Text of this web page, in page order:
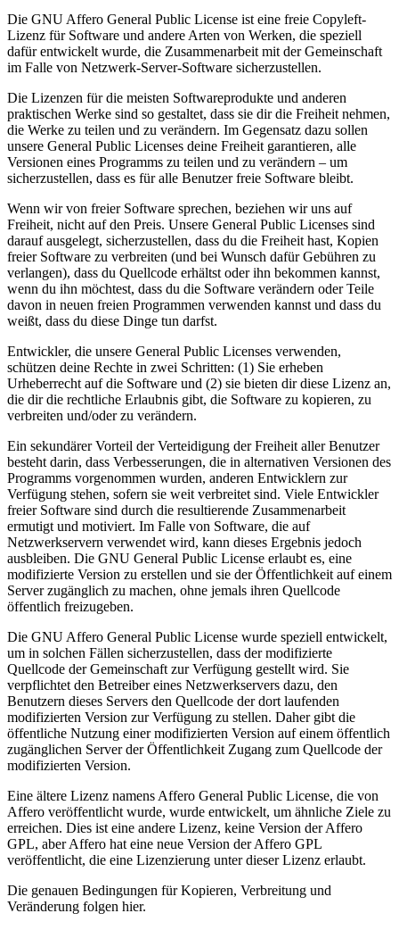
Die GNU Affero General Public License ist eine freie Copyleft-
Lizenz für Software und andere Arten von Werken, die speziell
dafür entwickelt wurde, die Zusammenarbeit mit der Gemeinschaft
im Falle von Netzwerk-Server-Software sicherzustellen.
Die Lizenzen für die meisten Softwareprodukte und anderen
praktischen Werke sind so gestaltet, dass sie dir die Freiheit nehmen,
die Werke zu teilen und zu verändern. Im Gegensatz dazu sollen
unsere General Public Licenses deine Freiheit garantieren, alle
Versionen eines Programms zu teilen und zu verändern – um
sicherzustellen, dass es für alle Benutzer freie Software bleibt.
Wenn wir von freier Software sprechen, beziehen wir uns auf
Freiheit, nicht auf den Preis. Unsere General Public Licenses sind
darauf ausgelegt, sicherzustellen, dass du die Freiheit hast, Kopien
freier Software zu verbreiten (und bei Wunsch dafür Gebühren zu
verlangen), dass du Quellcode erhältst oder ihn bekommen kannst,
wenn du ihn möchtest, dass du die Software verändern oder Teile
davon in neuen freien Programmen verwenden kannst und dass du
weißt, dass du diese Dinge tun darfst.
Entwickler, die unsere General Public Licenses verwenden,
schützen deine Rechte in zwei Schritten: (1) Sie erheben
Urheberrecht auf die Software und (2) sie bieten dir diese Lizenz an,
die dir die rechtliche Erlaubnis gibt, die Software zu kopieren, zu
verbreiten und/oder zu verändern.
Ein sekundärer Vorteil der Verteidigung der Freiheit aller Benutzer
besteht darin, dass Verbesserungen, die in alternativen Versionen des
Programms vorgenommen wurden, anderen Entwicklern zur
Verfügung stehen, sofern sie weit verbreitet sind. Viele Entwickler
freier Software sind durch die resultierende Zusammenarbeit
ermutigt und motiviert. Im Falle von Software, die auf
Netzwerkservern verwendet wird, kann dieses Ergebnis jedoch
ausbleiben. Die GNU General Public License erlaubt es, eine
modifizierte Version zu erstellen und sie der Öffentlichkeit auf einem
Server zugänglich zu machen, ohne jemals ihren Quellcode
öffentlich freizugeben.
Die GNU Affero General Public License wurde speziell entwickelt,
um in solchen Fällen sicherzustellen, dass der modifizierte
Quellcode der Gemeinschaft zur Verfügung gestellt wird. Sie
verpflichtet den Betreiber eines Netzwerkservers dazu, den
Benutzern dieses Servers den Quellcode der dort laufenden
modifizierten Version zur Verfügung zu stellen. Daher gibt die
öffentliche Nutzung einer modifizierten Version auf einem öffentlich
zugänglichen Server der Öffentlichkeit Zugang zum Quellcode der
modifizierten Version.
Eine ältere Lizenz namens Affero General Public License, die von
Affero veröffentlicht wurde, wurde entwickelt, um ähnliche Ziele zu
erreichen. Dies ist eine andere Lizenz, keine Version der Affero
GPL, aber Affero hat eine neue Version der Affero GPL
veröffentlicht, die eine Lizenzierung unter dieser Lizenz erlaubt.
Die genauen Bedingungen für Kopieren, Verbreitung und
Veränderung folgen hier.